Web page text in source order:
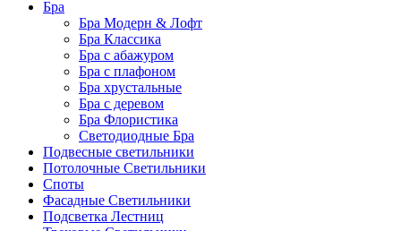
Бра
Бра Модерн & Лофт
Бра Классика
Бра с абажуром
Бра с плафоном
Бра хрустальные
Бра с деревом
Бра Флористика
Светодиодные Бра
Подвесные светильники
Потолочные Светильники
Споты
Фасадные Светильники
Подсветка Лестниц